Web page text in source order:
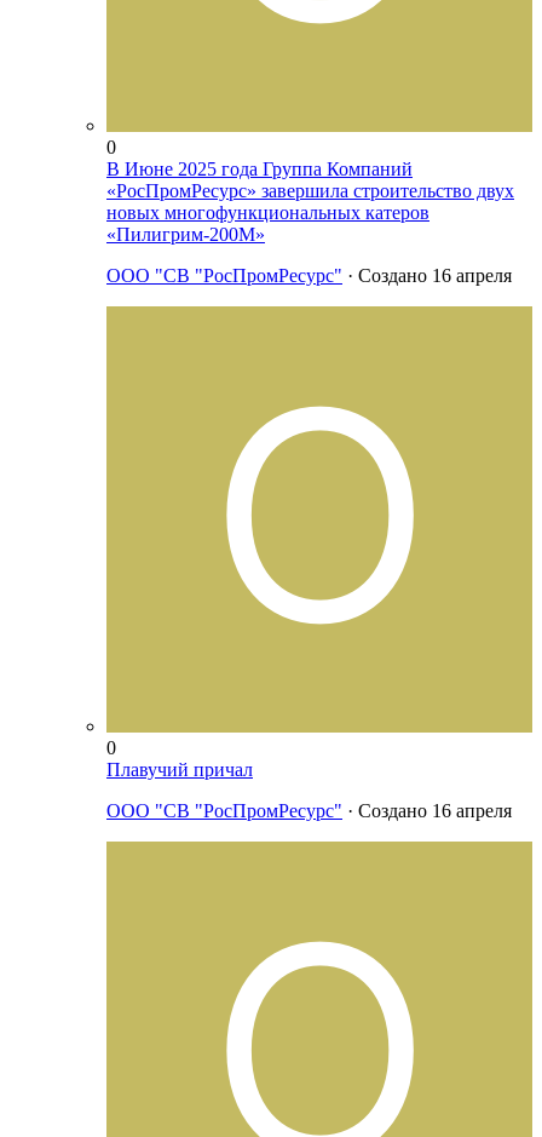
0
В Июне 2025 года Группа Компаний
«РосПромРесурс» завершила строительство двух
новых многофункциональных катеров
«Пилигрим-200М»
ООО "СВ "РосПромРесурс" · Создано 16 апреля
0
Плавучий причал
ООО "СВ "РосПромРесурс" · Создано 16 апреля